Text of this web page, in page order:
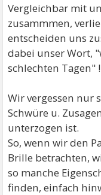
Vergleichbar mit
zusammmen,
entscheiden uns
dabei unser Wort,
schlechten Tagen" !
Wir vergessen nur
Schwüre u.
unterzogen ist.
So, wenn wir den
Brille betrachten,
so manche
finden, einfach